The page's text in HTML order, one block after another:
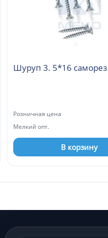
Шуруп 3. 5*16 саморез
Розничная цена
Мелкий опт.
В корзину